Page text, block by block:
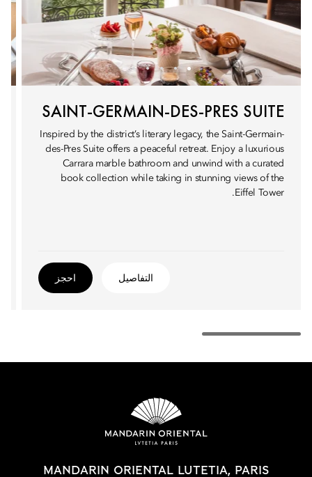
SAINT-GERMAIN-DES-PRES SUITE
Inspired by the district’s literary legacy, the Saint-Germain-
des-Pres Suite offers a peaceful retreat. Enjoy a luxurious
Carrara marble bathroom and unwind with a curated
book collection while taking in stunning views of the
Eiffel Tower.
التفاصيل احجز
MANDARIN ORIENTAL LUTETIA, PARIS